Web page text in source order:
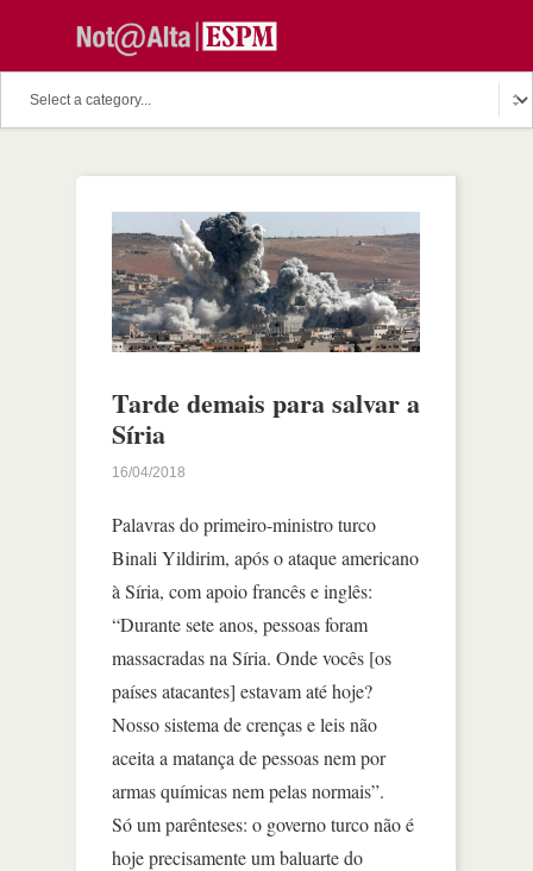
Tarde demais para salvar a
Síria
16/04/2018
Palavras do primeiro-ministro turco
Binali Yildirim, após o ataque americano
à Síria, com apoio francês e inglês:
“Durante sete anos, pessoas foram
massacradas na Síria. Onde vocês [os
países atacantes] estavam até hoje?
Nosso sistema de crenças e leis não
aceita a matança de pessoas nem por
armas químicas nem pelas normais”.
Só um parênteses: o governo turco não é
hoje precisamente um baluarte do